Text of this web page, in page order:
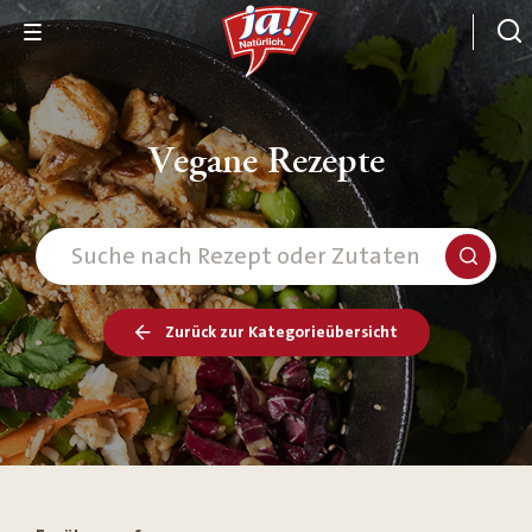
Vegane Rezepte
Zurück zur Kategorieübersicht